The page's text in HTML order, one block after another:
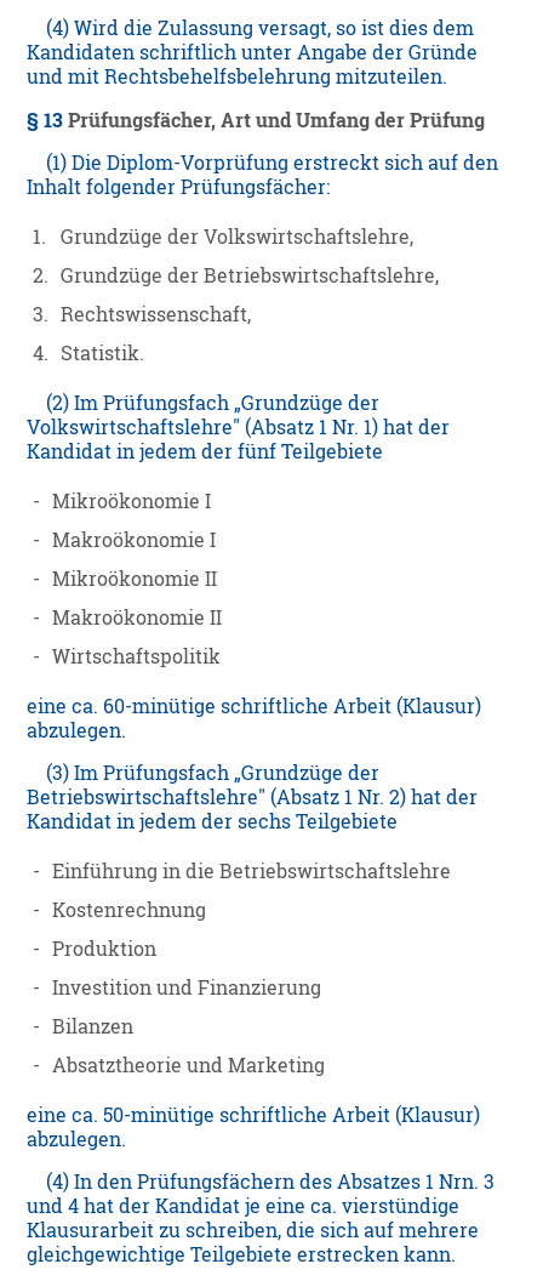
(4) Wird die Zulassung versagt, so ist dies dem
Kandidaten schriftlich unter Angabe der Gründe
und mit Rechtsbehelfsbelehrung mitzuteilen.
§ 13 Prüfungsfächer, Art und Umfang der Prüfung
(1) Die Diplom-Vorprüfung erstreckt sich auf den
Inhalt folgender Prüfungsfächer:
1.
Grundzüge der Volkswirtschaftslehre,
2. Grundzüge der Betriebswirtschaftslehre,
3. Rechtswissenschaft,
4. Statistik.
(2) Im Prüfungsfach „Grundzüge der
Volkswirtschaftslehre" (Absatz 1 Nr. 1) hat der
Kandidat in jedem der fünf Teilgebiete
- Mikroökonomie I
- Makroökonomie I
- Mikroökonomie II
- Makroökonomie II
- Wirtschaftspolitik
eine ca. 60-minütige schriftliche Arbeit (Klausur)
abzulegen.
(3) Im Prüfungsfach „Grundzüge der
Betriebswirtschaftslehre" (Absatz 1 Nr. 2) hat der
Kandidat in jedem der sechs Teilgebiete
- Einführung in die Betriebswirtschaftslehre
- Kostenrechnung
- Produktion
- Investition und Finanzierung
- Bilanzen
- Absatztheorie und Marketing
eine ca. 50-minütige schriftliche Arbeit (Klausur)
abzulegen.
(4) In den Prüfungsfächern des Absatzes 1 Nrn. 3
und 4 hat der Kandidat je eine ca. vierstündige
Klausurarbeit zu schreiben, die sich auf mehrere
gleichgewichtige Teilgebiete erstrecken kann.